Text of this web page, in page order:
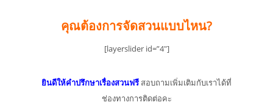
คุณต้องการจัดสวนแบบไหน?
[layerslider id=”4″]
ยินดีให้คำปรึกษาเรื่องสวนฟรี สอบถามเพิ่มเติมกับเราได้ที่
ช่องทางการติดต่อคะ